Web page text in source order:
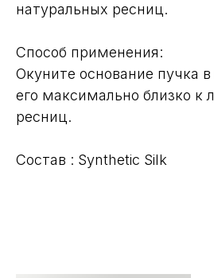
натуральных ресниц.
Способ применения:
Окуните основание пучка
его максимально близко к
ресниц.
Состав : Synthetic Silk